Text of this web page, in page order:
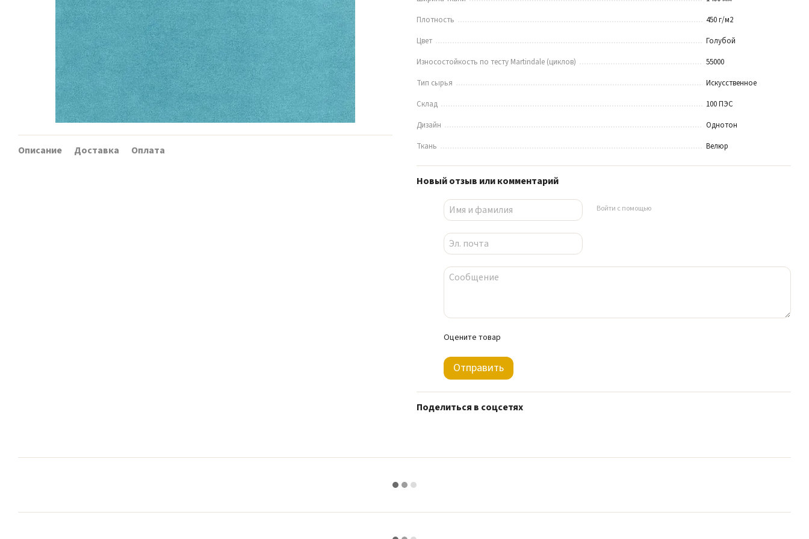
Описание Доставка Оплата
Плотность
450 г/м2
Цвет
Голубой
Износостойкость по тесту Martindale (циклов)
55000
Тип сырья
Искусственное
Склад
100 ПЭС
Дизайн
Однотон
Ткань
Велюр
Новый отзыв или комментарий
Войти с помощью
Оцените товар
Отправить
Поделиться в соцсетях